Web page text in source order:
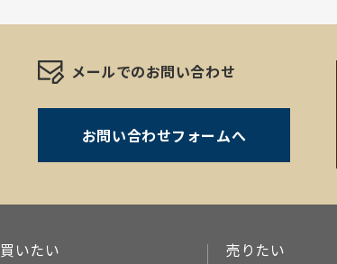
メールでのお問い合わせ
お問い合わせフォームへ
買いたい 売りたい